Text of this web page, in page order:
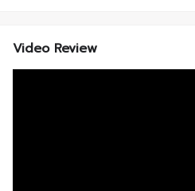
Video Review